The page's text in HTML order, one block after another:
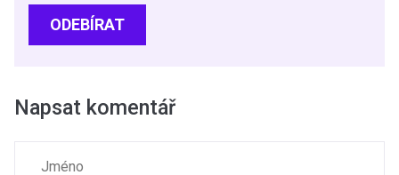
ODEBÍRAT
Napsat komentář